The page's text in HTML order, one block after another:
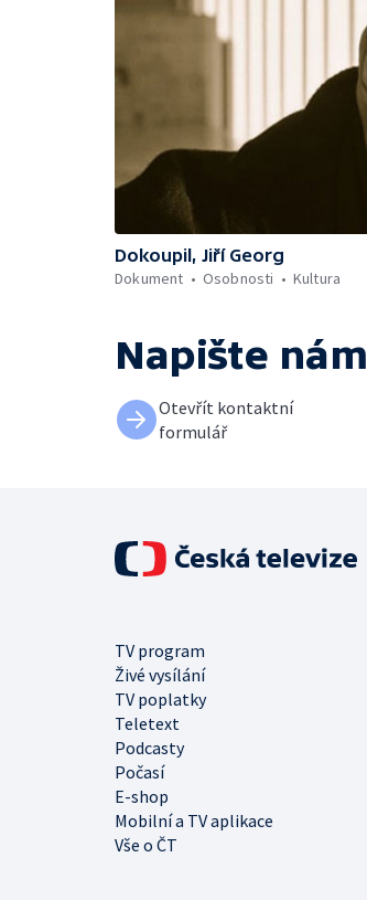
Dokoupil, Jiří Georg
Dokument
Osobnosti Kultura
Napište nám
Otevřít kontaktní
formulář
TV program
Živé vysílání
TV poplatky
Teletext
Podcasty
Počasí
E-shop
Mobilní a TV aplikace
Vše o ČT